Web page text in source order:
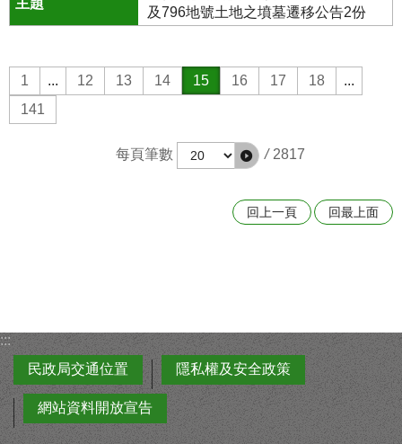
及796地號土地之墳墓遷移公告2份
1 ... 12 13 14 15 16 17 18
...
141
每頁筆數 / 2817
回上一頁 回最上面
:::
民政局交通位置
隱私權及安全政策
網站資料開放宣告